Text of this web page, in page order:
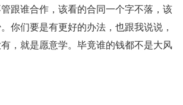
跟谁合作，该看的合同一个字不落，该
你们要是有更好的办法，也跟我说说，
，就是愿意学。毕竟谁的钱都不是大风